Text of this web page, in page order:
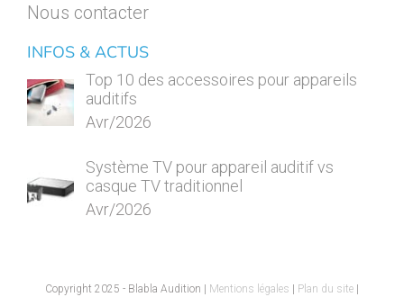
Nous contacter
INFOS & ACTUS
Top 10 des accessoires pour appareils
auditifs
Avr/2026
Système TV pour appareil auditif vs
casque TV traditionnel
Avr/2026
Copyright 2025 - Blabla Audition | Mentions légales Plan du site